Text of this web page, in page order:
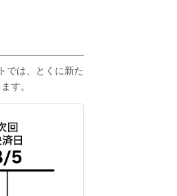
では、とくに新た
す。